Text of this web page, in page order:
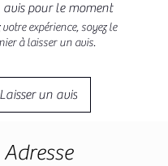
pour le moment
expérience, soyez le
à laisser un avis.
Laisser un avis
Adresse